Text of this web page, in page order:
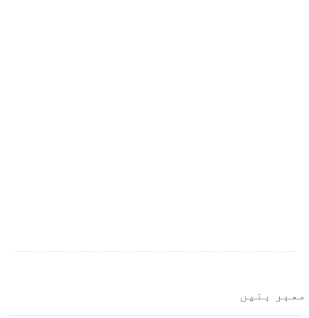
ممبر بنیں